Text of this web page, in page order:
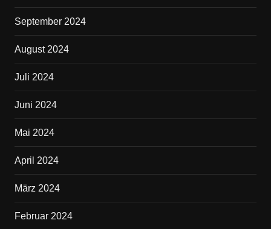
September 2024
August 2024
Juli 2024
Juni 2024
Mai 2024
April 2024
März 2024
Februar 2024